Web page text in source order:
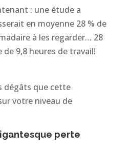
: une étude a
en moyenne 28 % de
à les regarder… 28
de 9,8 heures de travail!
dégâts que cette
votre niveau de
perte